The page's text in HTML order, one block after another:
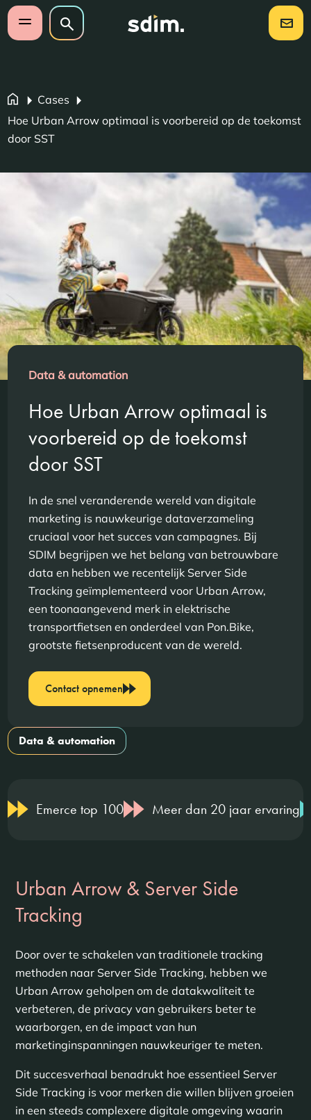
Navigatie overslaan
Open mobiel menu
Zoeken op website
Zoeken
Cases
Hoe Urban Arrow optimaal is voorbereid op de toekomst
door SST
Data & automation
Hoe Urban Arrow optimaal is
voorbereid op de toekomst
door SST
In de snel veranderende wereld van digitale
marketing is nauwkeurige dataverzameling
cruciaal voor het succes van campagnes. Bij
SDIM begrijpen we het belang van betrouwbare
data en hebben we recentelijk Server Side
Tracking geïmplementeerd voor Urban Arrow,
een toonaangevend merk in elektrische
transportfietsen en onderdeel van Pon.Bike,
grootste fietsenproducent van de wereld.
Contact opnemen
Data & automation
Emerce top 100 Meer dan 20 jaar ervaring
Urban Arrow & Server Side
Tracking
Door over te schakelen van traditionele tracking
methoden naar Server Side Tracking, hebben we
Urban Arrow geholpen om de datakwaliteit te
verbeteren, de privacy van gebruikers beter te
waarborgen, en de impact van hun
marketinginspanningen nauwkeuriger te meten.
Dit succesverhaal benadrukt hoe essentieel Server
Side Tracking is voor merken die willen blijven groeien
in een steeds complexere digitale omgeving waarin